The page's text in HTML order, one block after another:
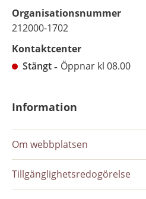
Organisationsnummer
212000-1702
Kontaktcenter
Stängt
Öppnar kl 08.00
Information
Om webbplatsen
Tillgänglighetsredogörelse